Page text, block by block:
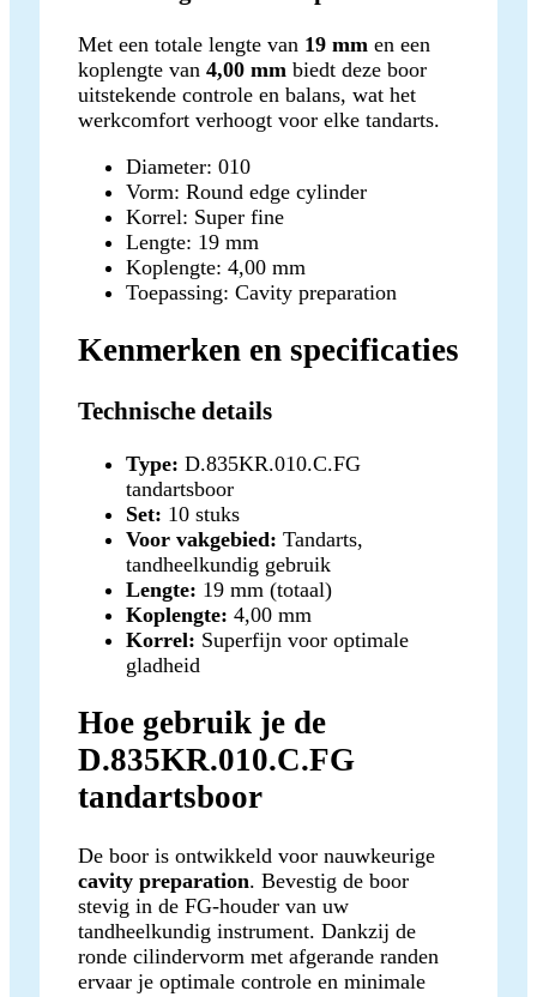
Met een totale lengte van 19 mm en een
koplengte van 4,00 mm biedt deze boor
uitstekende controle en balans, wat het
werkcomfort verhoogt voor elke tandarts.
Diameter: 010
Vorm: Round edge cylinder
Korrel: Super fine
Lengte: 19 mm
Koplengte: 4,00 mm
Toepassing: Cavity preparation
Kenmerken en specificaties
Technische details
Type: D.835KR.010.C.FG
tandartsboor
Set: 10 stuks
Voor vakgebied: Tandarts,
tandheelkundig gebruik
Lengte: 19 mm (totaal)
Koplengte: 4,00 mm
Korrel: Superfijn voor optimale
gladheid
Hoe gebruik je de
D.835KR.010.C.FG
tandartsboor
De boor is ontwikkeld voor nauwkeurige
cavity preparation. Bevestig de boor
stevig in de FG-houder van uw
tandheelkundig instrument. Dankzij de
ronde cilindervorm met afgerande randen
ervaar je optimale controle en minimale